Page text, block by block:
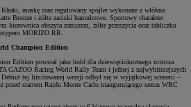
maskę oraz regulowany spojler wykonane z włókna
Bronze i żółte zaciski hamulcowe. Sportowy charakter
kierownica obszyta zamszem, żółte przeszycia oraz tabliczka
MORIZO RR.
Champion Edition
Edition powstał jako hołd dla dziewięciokrotnego mistrza
GAZOO Racing World Rally Team i jednej z najwybitniejszych
tej limitowanej wersji odbył się w wyjątkowej scenerii –
przed startem Rajdu Monte Carlo inaugurującego sezon WRC